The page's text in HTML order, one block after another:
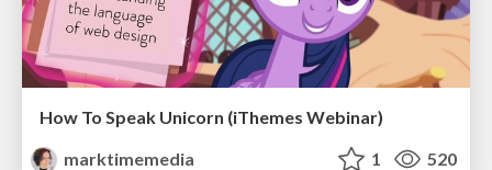
How To Speak Unicorn (iThemes Webinar)
marktimemedia
1 520